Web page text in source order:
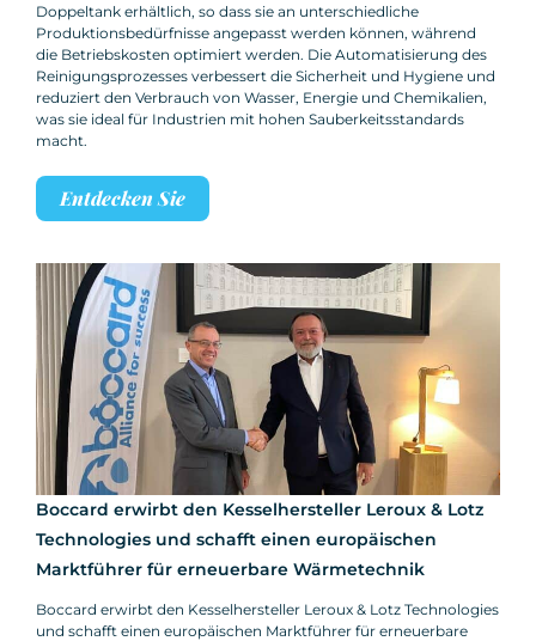
Doppeltank erhältlich, so dass sie an unterschiedliche
Produktionsbedürfnisse angepasst werden können, während
die Betriebskosten optimiert werden. Die Automatisierung des
Reinigungsprozesses verbessert die Sicherheit und Hygiene und
reduziert den Verbrauch von Wasser, Energie und Chemikalien,
was sie ideal für Industrien mit hohen Sauberkeitsstandards
macht.
Entdecken Sie
Boccard erwirbt den Kesselhersteller Leroux & Lotz
Technologies und schafft einen europäischen
Marktführer für erneuerbare Wärmetechnik
Boccard erwirbt den Kesselhersteller Leroux & Lotz Technologies
und schafft einen europäischen Marktführer für erneuerbare